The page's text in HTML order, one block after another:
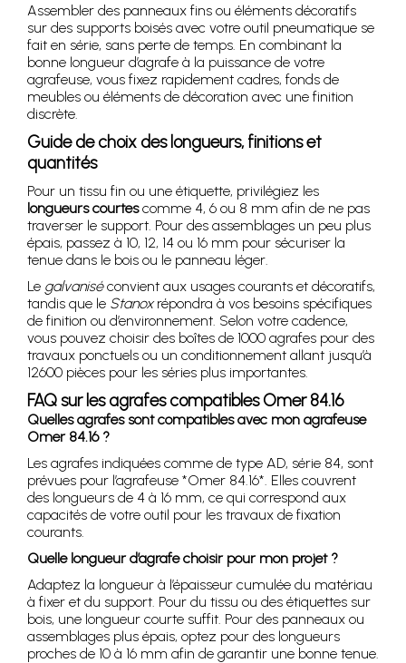
Assembler des panneaux fins ou éléments décoratifs
sur des supports boisés avec votre outil pneumatique se
fait en série, sans perte de temps. En combinant la
bonne longueur d’agrafe à la puissance de votre
agrafeuse, vous fixez rapidement cadres, fonds de
meubles ou éléments de décoration avec une finition
discrète.
Guide de choix des longueurs, finitions et
quantités
Pour un tissu fin ou une étiquette, privilégiez les
longueurs courtescomme 4, 6 ou 8 mm afin de ne pas
traverser le support. Pour des assemblages un peu plus
épais, passez à 10, 12, 14 ou 16 mm pour sécuriser la
tenue dans le bois ou le panneau léger.
Le galvaniséconvient aux usages courants et décoratifs,
tandis que le Stanoxrépondra à vos besoins spécifiques
de finition ou d’environnement. Selon votre cadence,
vous pouvez choisir des boîtes de 1000 agrafes pour des
travaux ponctuels ou un conditionnement allant jusqu’à
12600 pièces pour les séries plus importantes.
FAQ sur les agrafes compatibles Omer 84.16
Quelles agrafes sont compatibles avec mon agrafeuse
Omer 84.16 ?
Les agrafes indiquées comme de type AD, série 84, sont
prévues pour l’agrafeuse *Omer 84.16*. Elles couvrent
des longueurs de 4 à 16 mm, ce qui correspond aux
capacités de votre outil pour les travaux de fixation
courants.
Quelle longueur d’agrafe choisir pour mon projet ?
Adaptez la longueur à l’épaisseur cumulée du matériau
à fixer et du support. Pour du tissu ou des étiquettes sur
bois, une longueur courte suffit. Pour des panneaux ou
assemblages plus épais, optez pour des longueurs
proches de 10 à 16 mm afin de garantir une bonne tenue.